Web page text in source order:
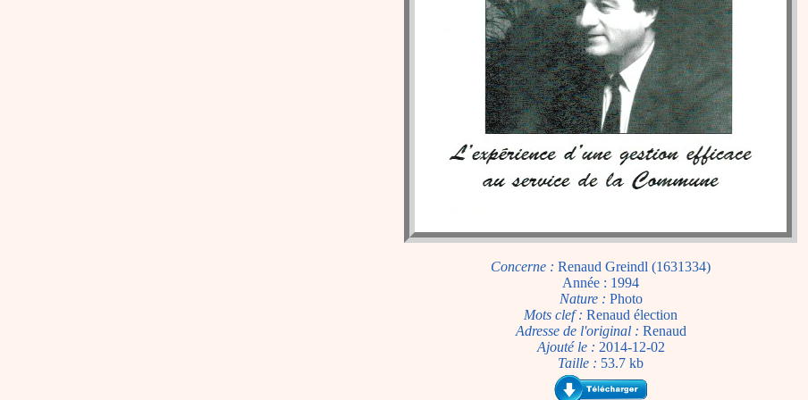
Concerne : Renaud Greindl (1631334)
Année : 1994
Nature : Photo
Mots clef : Renaud élection
Adresse de l'original : Renaud
Ajouté le : 2014-12-02
Taille : 53.7 kb